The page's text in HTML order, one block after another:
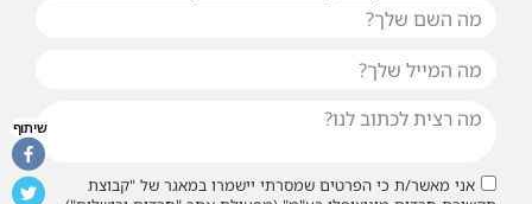
אני מאשר/ת כי הפרטים שמסרתי יישמרו במאגר של "קבוצת
שיתוף